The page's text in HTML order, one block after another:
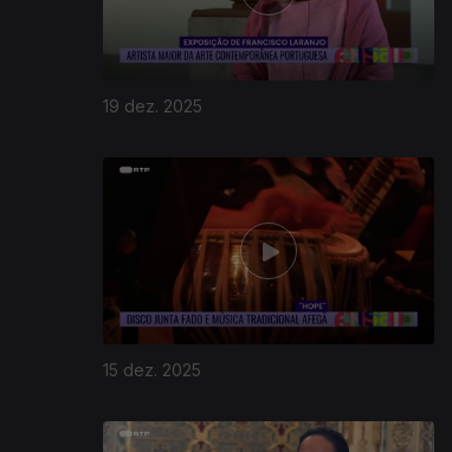
19 dez. 2025
15 dez. 2025
893638